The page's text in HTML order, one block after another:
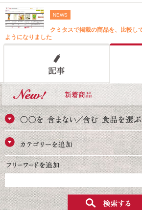
NEWS
クミタスで掲載の商品を、比較し
ようになりました